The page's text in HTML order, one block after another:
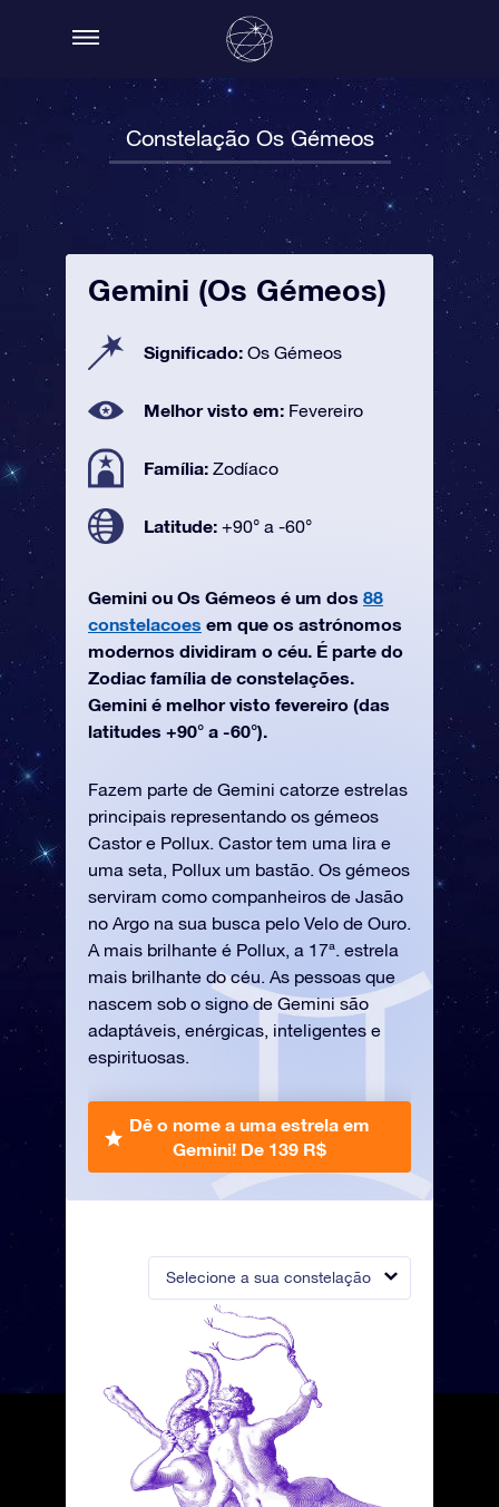
Constelação Os Gémeos
Selecione a sua constelação
Gemini (Os Gémeos)
Significado: Os Gémeos
Melhor visto em: Fevereiro
Família: Zodíaco
Latitude: +90° a -60°
Gemini ou Os Gémeos é um dos 88
constelacoes em que os astrónomos
modernos dividiram o céu. É parte do
Zodiac família de constelações.
Gemini é melhor visto fevereiro (das
latitudes +90° a -60°).
Fazem parte de Gemini catorze estrelas
principais representando os gémeos
Castor e Pollux. Castor tem uma lira e
uma seta, Pollux um bastão. Os gémeos
serviram como companheiros de Jasão
no Argo na sua busca pelo Velo de Ouro.
A mais brilhante é Pollux, a 17ª. estrela
mais brilhante do céu. As pessoas que
nascem sob o signo de Gemini são
adaptáveis, enérgicas, inteligentes e
espirituosas.
Dê o nome a uma estrela em
Gemini! De 139 R$